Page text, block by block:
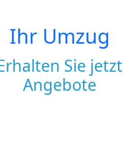
Ihr Umzug
Sie jetzt
Angebote